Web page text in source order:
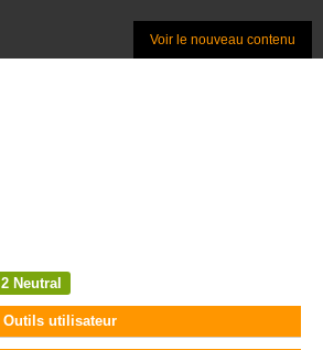
Voir le nouveau contenu
2 Neutral
Outils utilisateur